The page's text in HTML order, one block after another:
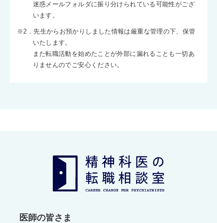
迷惑メールフォルダに振り分けられている可能性がござ
います。
※2．先生からお預かりしました情報は厳重な管理の下、保管
いたします。
また転職活動を始めたことが外部に漏れることも一切あ
りませんのでご安心ください。
医師の皆さま